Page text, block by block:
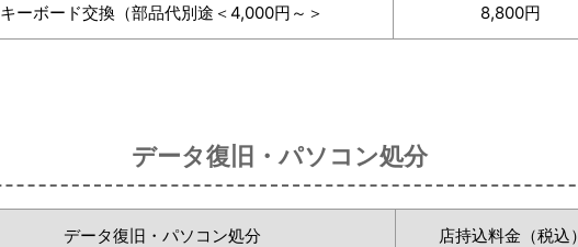
キーボード交換（部品代別途＜4,000円～＞ 8,800円
データ復旧・パソコン処分
データ復旧・パソコン処分 店持込料金（税込）